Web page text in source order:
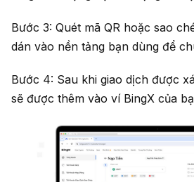
Bước 3: Quét mã QR hoặc sao
dán vào nền tảng bạn dùng để
Bước 4: Sau khi giao dịch được
sẽ được thêm vào ví BingX của